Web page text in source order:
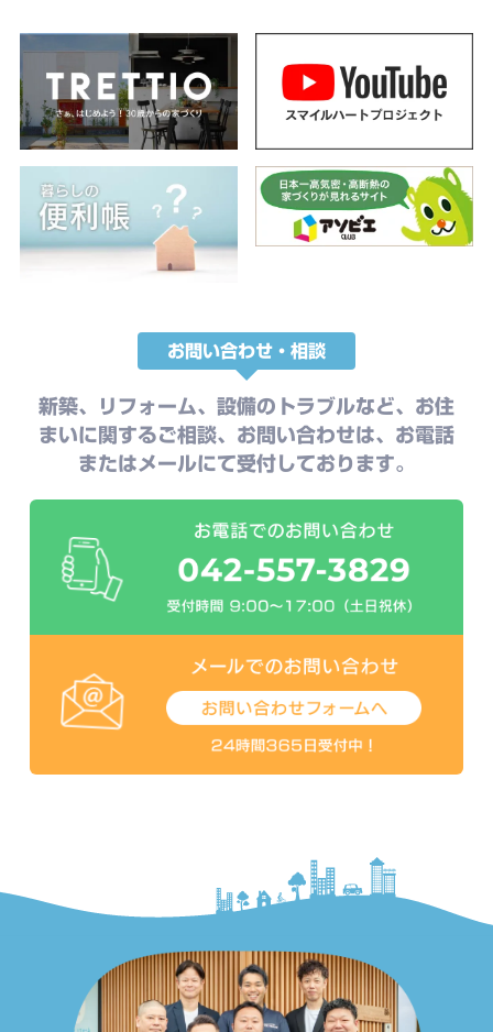
お問い合わせ・相談
新築、リフォーム、設備のトラブルなど、お住
まいに関するご相談、お問い合わせは、お電話
またはメールにて受付しております。